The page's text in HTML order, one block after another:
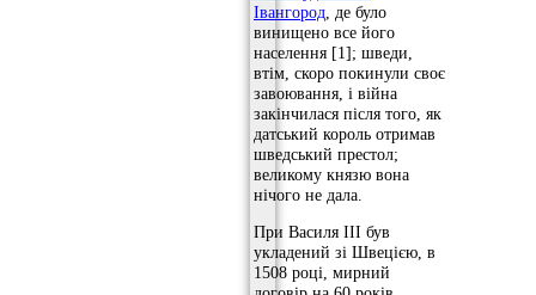
Івангород , де було
винищено все його
населення [1]; шведи,
втім, скоро покинули своє
завоювання, і війна
закінчилася після того, як
датський король отримав
шведський престол;
великому князю вона
нічого не дала.
При Василя III був
укладений зі Швецією, в
1508 році, мирний